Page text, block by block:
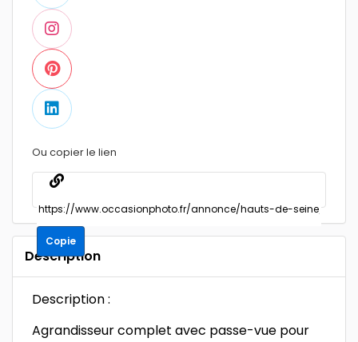
Ou copier le lien
Copie
Description
Description :
Agrandisseur complet avec passe-vue pour